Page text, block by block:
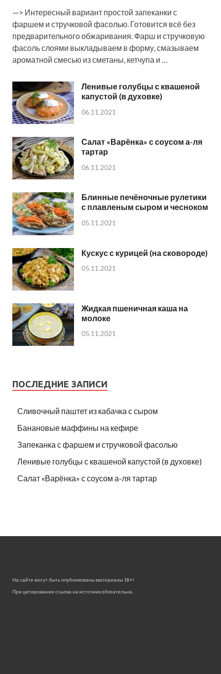
—> Интересный вариант простой запеканки с
фаршем и стручковой фасолью. Готовится всё без
предварительного обжаривания. Фарш и стручковую
фасоль слоями выкладываем в форму, смазываем
ароматной смесью из сметаны, кетчупа и …
Ленивые голубцы с квашеной
капустой (в духовке)
06.11.2021
Салат «Варёнка» с соусом а-ля
тартар
06.11.2021
Блинные печёночные рулетики
с плавленым сыром и чесноком
05.11.2021
Кускус с курицей (на сковороде)
05.11.2021
Жидкая пшеничная каша на
молоке
05.11.2021
ПОСЛЕДНИЕ ЗАПИСИ
Сливочный паштет из кабачка с сыром
Банановые маффины на кефире
Запеканка с фаршем и стручковой фасолью
Ленивые голубцы с квашеной капустой (в духовке)
Салат «Варёнка» с соусом а-ля тартар
На сайте могут быть опубликованы материалы 18+!
При цитировании ссылка на источник обязательна.